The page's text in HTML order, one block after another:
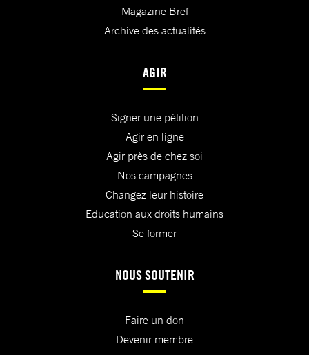
Magazine Bref
Archive des actualités
AGIR
Signer une pétition
Agir en ligne
Agir près de chez soi
Nos campagnes
Changez leur histoire
Education aux droits humains
Se former
NOUS SOUTENIR
Faire un don
Devenir membre